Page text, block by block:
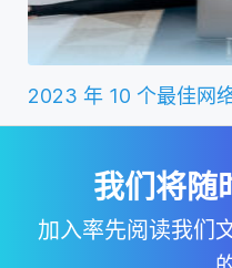
2023 年 10 个最佳网
我们将随
加入率先阅读我们